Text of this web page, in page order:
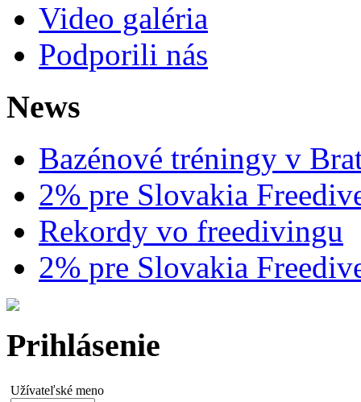
Video galéria
Podporili nás
News
Bazénové tréningy v
2% pre Slovakia
Rekordy vo freedivingu
2% pre Slovakia
Prihlásenie
Užívateľské meno